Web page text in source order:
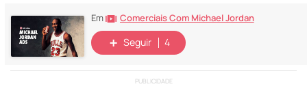
Em Comerciais Com Michael Jordan
Seguir 4
PUBLICIDADE